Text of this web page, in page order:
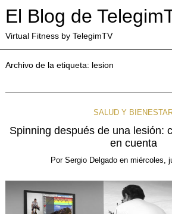
El Blog de
Virtual Fitness by TelegimTV
Archivo de la etiqueta: lesion
SALUD Y
Spinning después de una lesión:
en cuenta
Por Sergio Delgado en miércoles,